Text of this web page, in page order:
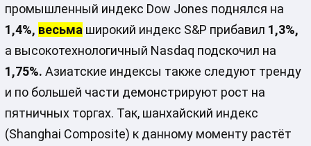
промышленный индекс Dow Jones поднялся на
1,4%, весьма широкий индекс S&P прибавил 1,3%,
а высокотехнологичный Nasdaq подскочил на
1,75%. Азиатские индексы также следуют тренду
и по большей части демонстрируют рост на
пятничных торгах. Так, шанхайский индекс
(Shanghai Composite) к данному моменту растёт